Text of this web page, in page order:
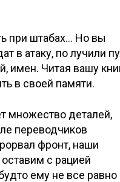
при штабах… Но вы
в атаку, по лучили
имен. Читая вашу
в своей памяти.
множество деталей,
переводчиков
фронт, наши
с рацией
ему не все равно